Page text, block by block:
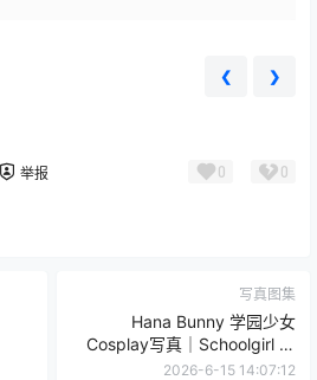
❮ ❯
举报 0 0
写真图集
Hana Bunny 学园少女
Cosplay写真｜Schoolgirl 高
清图片合集[10P-9.4M]
2026-6-15 14:07:12